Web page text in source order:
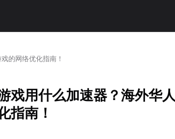
的网络优化指南！
戏用什么加速器？海外华
指南！